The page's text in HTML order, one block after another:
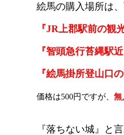
絵馬の購入場所は
『JR上郡駅前の観
『智頭急行苔縄駅
『絵馬掛所登山口
価格は500円ですが、 無
『落ちない城 』と